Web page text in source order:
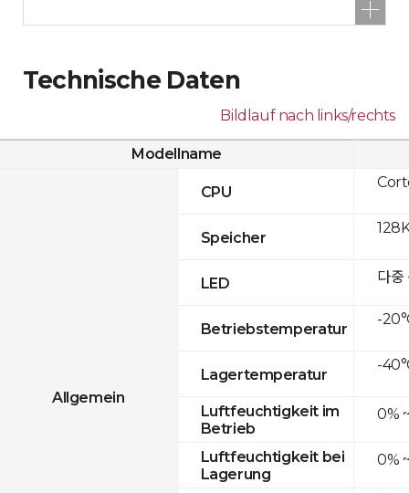
Technische Daten
Bildlauf nach links/rechts
Modellname
Allgemein
CPU
Speicher
LED
Betriebstemperatur
Lagertemperatur
Luftfeuchtigkeit im
Betrieb
Luftfeuchtigkeit bei
Lagerung
다중
-
-
0%
0%